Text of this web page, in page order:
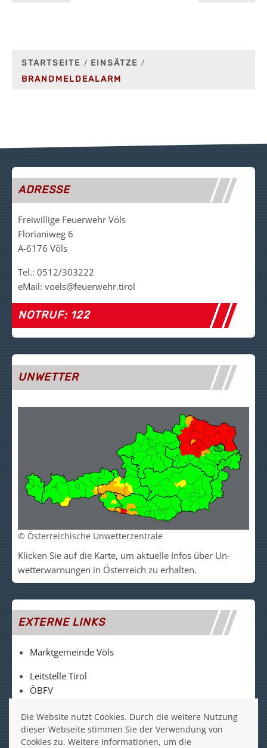
STARTSEITE
EINSÄTZE
BRANDMELDEALARM
ADRESSE
Freiwillige Feuerwehr Völs
Florianiweg 6
A-6176 Völs
Tel.: 0512/303222
eMail: voels@feuerwehr.tirol
NOTRUF: 122
UNWETTER
© Österreichische Unwetterzentrale
Klicken Sie auf die Kar­te, um akt­uelle Infos über Un­
wetter­warn­un­gen in Ös­ter­reich zu er­halt­en.
EXTERNE LINKS
Marktgemeinde Völs
Leitstelle Tirol
ÖBFV
FF Völs auf Facebook
FF Völs auf Instagram
Die Website nutzt Cookies. Durch die weitere Nutzung
dieser Webseite stimmen Sie der Verwendung von
Cookies zu. Weitere Informationen, um die